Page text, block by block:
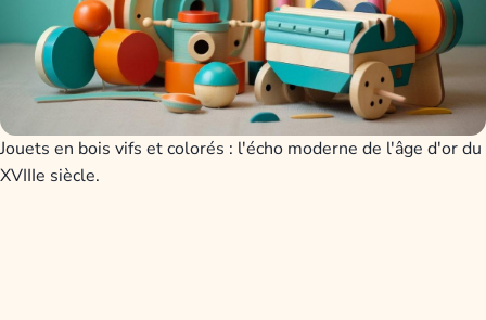
Jouets en bois vifs et colorés : l'écho moderne de l'âge d'or du
XVIIIe siècle.